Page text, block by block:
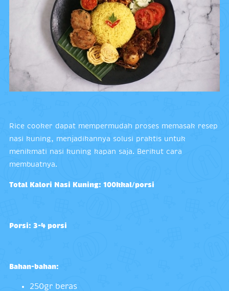
Rice cooker dapat mempermudah proses memasak resep
nasi kuning, menjadikannya solusi praktis untuk
menikmati nasi kuning kapan saja. Berikut cara
membuatnya.
Total Kalori Nasi Kuning: 100kkal/porsi
Porsi: 3-4 porsi
Bahan-bahan:
250gr beras